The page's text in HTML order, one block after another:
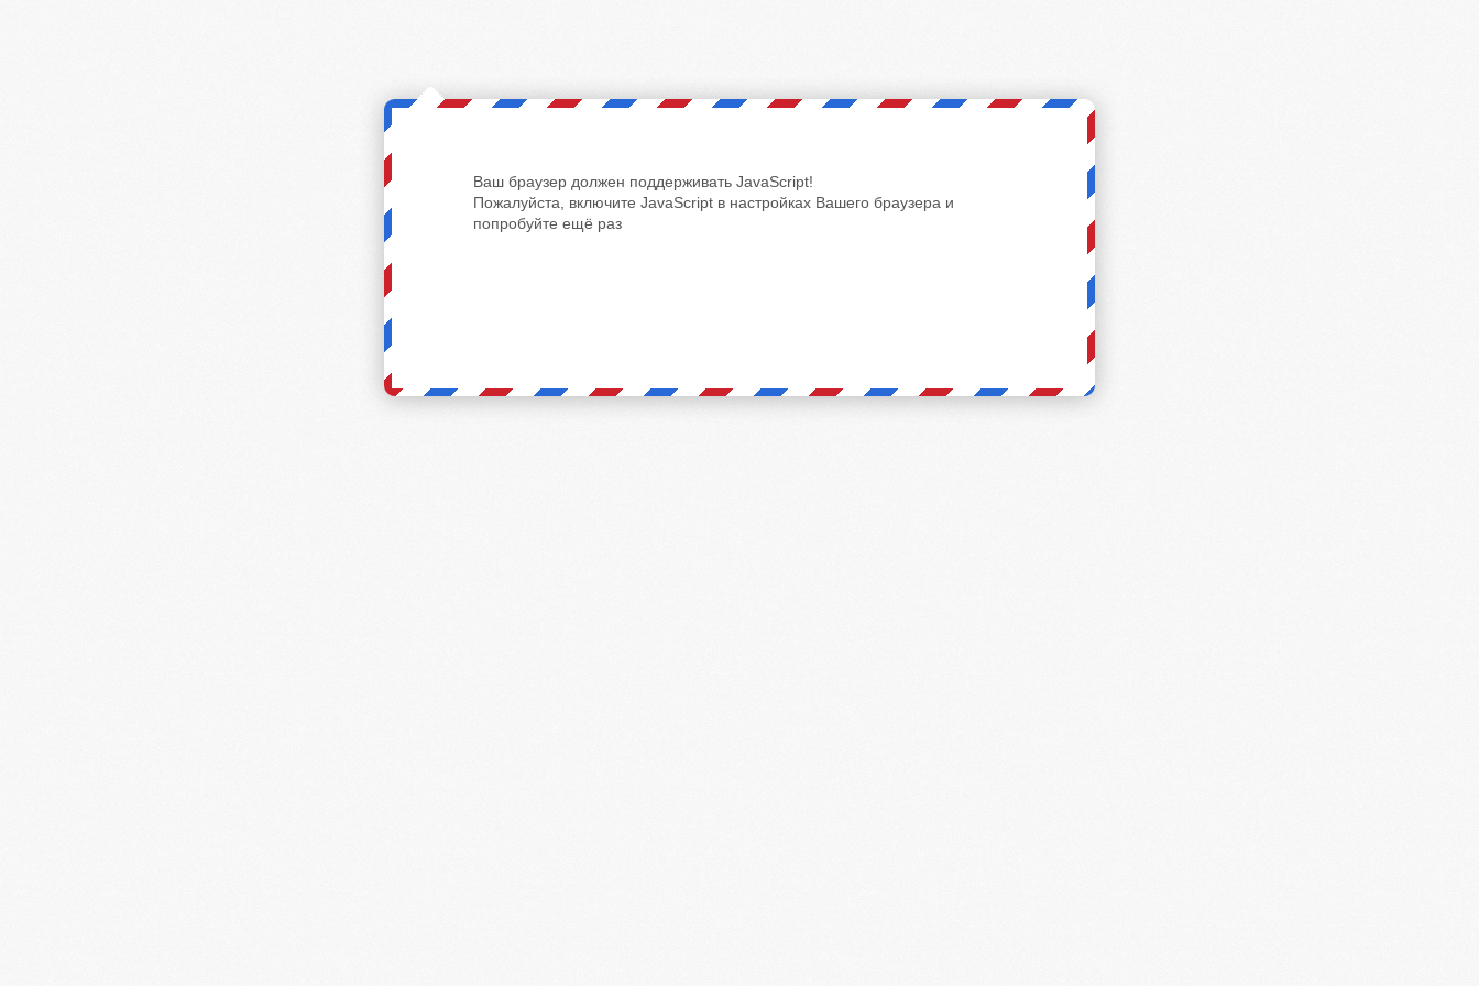
Ваш браузер должен поддерживать JavaScript!
Пожалуйста, включите JavaScript в настройках Вашего браузера и
попробуйте ещё раз